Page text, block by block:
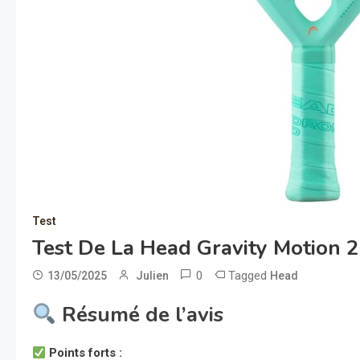
Test
Test De La Head Gravity Motion
13/05/2025 Julien 0 Tagged Head
Résumé de l’avis
Points forts :